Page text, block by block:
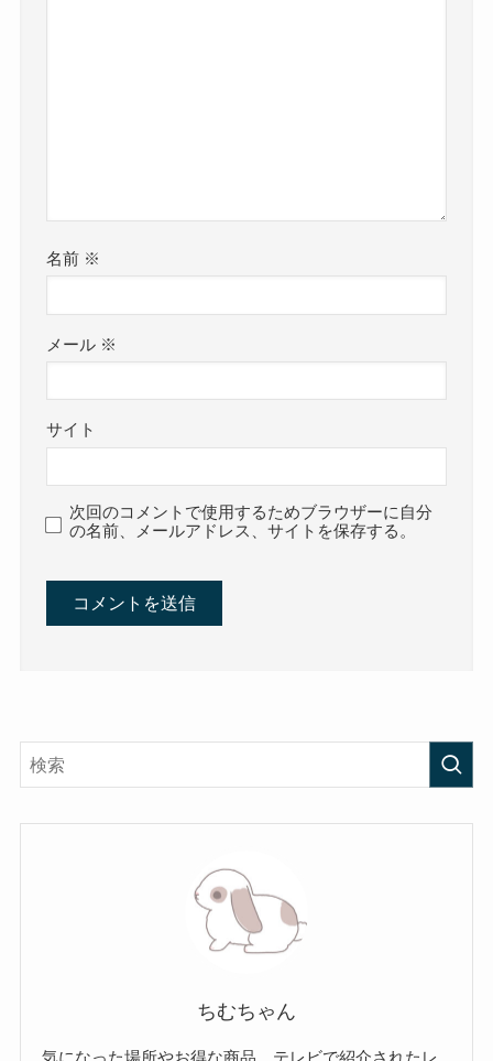
名前 ※
メール ※
サイト
次回のコメントで使用するためブラウザーに自分
の名前、メールアドレス、サイトを保存する。
ちむちゃん
気になった場所やお得な商品、テレビで紹介されたレ